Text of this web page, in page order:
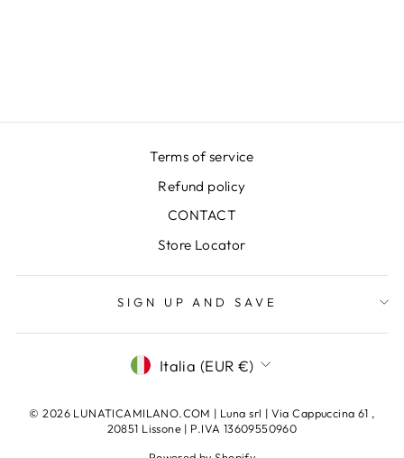
Terms of service
Refund policy
CONTACT
Store Locator
SIGN UP AND SAVE
VALUTA
Italia (EUR €)
© 2026 LUNATICAMILANO.COM | Luna srl | Via Cappuccina 61 ,
20851 Lissone | P.IVA 13609550960